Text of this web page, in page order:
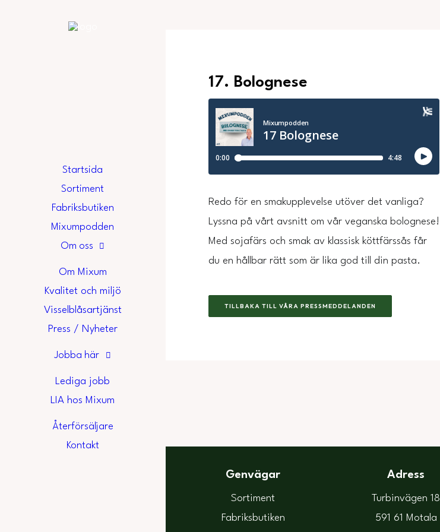
Startsida
Sortiment
Fabriksbutiken
Mixumpodden
Om oss
Om Mixum
Kvalitet och miljö
Visselblåsartjänst
Press / Nyheter
Jobba här
Lediga jobb
LIA hos Mixum
Återförsäljare
Kontakt
17. Bolognese
Redo för en smakupplevelse utöver det vanliga?
Lyssna på vårt avsnitt om vår veganska bolognese!
Med sojafärs och smak av klassisk köttfärssås får
du en hållbar rätt som är lika god till din pasta.
TILLBAKA TILL VÅRA PRESSMEDDELANDEN
Genvägar
Sortiment
Fabriksbutiken
Adress
Turbinvägen 18
591 61 Motala